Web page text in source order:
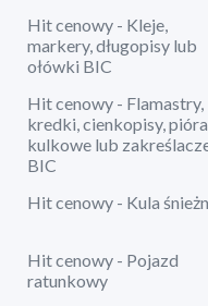
Hit cenowy - Kleje,
markery, długopisy lub
ołówki BIC
Hit cenowy - Flamastry,
kredki, cienkopisy, pióra
kulkowe lub
BIC
Hit cenowy - Kula
Hit cenowy - Pojazd
ratunkowy